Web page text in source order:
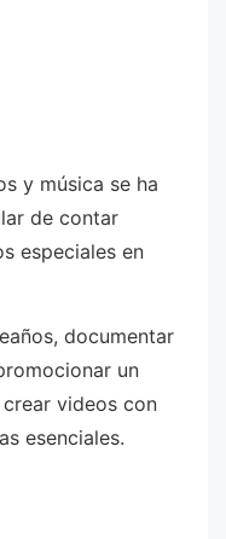
y música se ha
de contar
especiales en
documentar
un
videos con
esenciales.